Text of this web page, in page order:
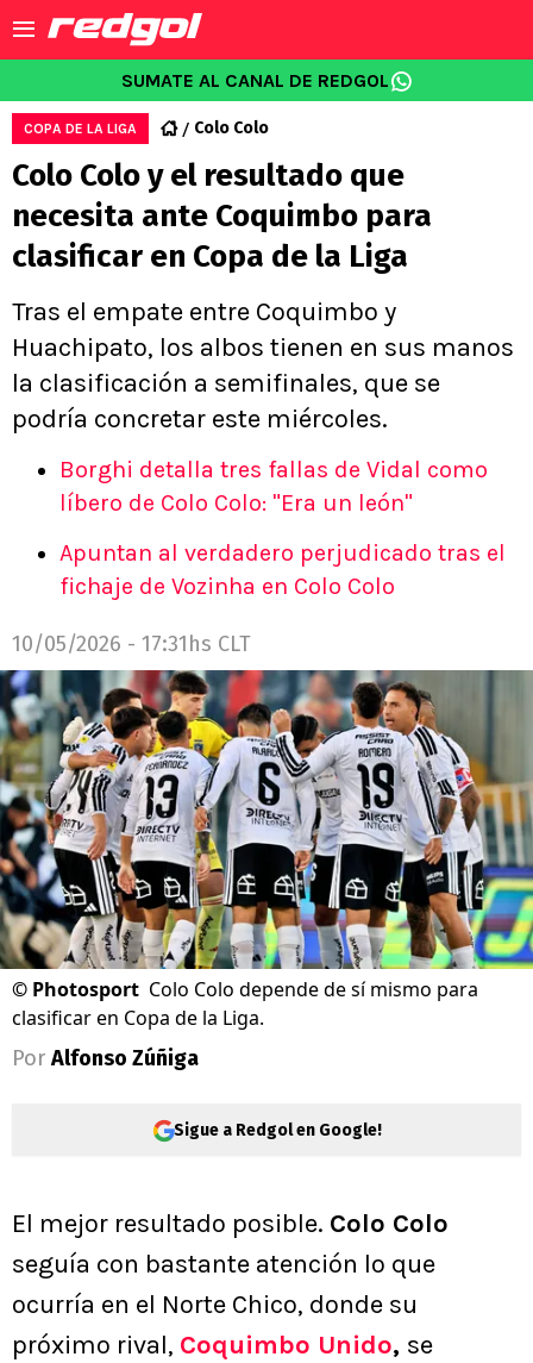
SUMATE AL CANAL DE REDGOL
COPA DE LA LIGA Colo Colo
Colo Colo y el resultado que
necesita ante Coquimbo para
clasificar en Copa de la Liga
Tras el empate entre Coquimbo y
Huachipato, los albos tienen en sus manos
la clasificación a semifinales, que se
podría concretar este miércoles.
Borghi detalla tres fallas de Vidal como
líbero de Colo Colo: "Era un león"
Apuntan al verdadero perjudicado tras el
fichaje de Vozinha en Colo Colo
10/05/2026 - 17:31hs CLT
© Photosport Colo Colo depende de sí mismo para
clasificar en Copa de la Liga.
Por Alfonso Zúñiga
Sigue a Redgol en Google!
El mejor resultado posible. Colo Colo
seguía con bastante atención lo que
ocurría en el Norte Chico, donde su
próximo rival, Coquimbo Unido, se